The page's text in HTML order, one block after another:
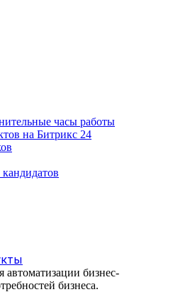
часы работы
на Битрикс 24
бизнес-
бизнеса.